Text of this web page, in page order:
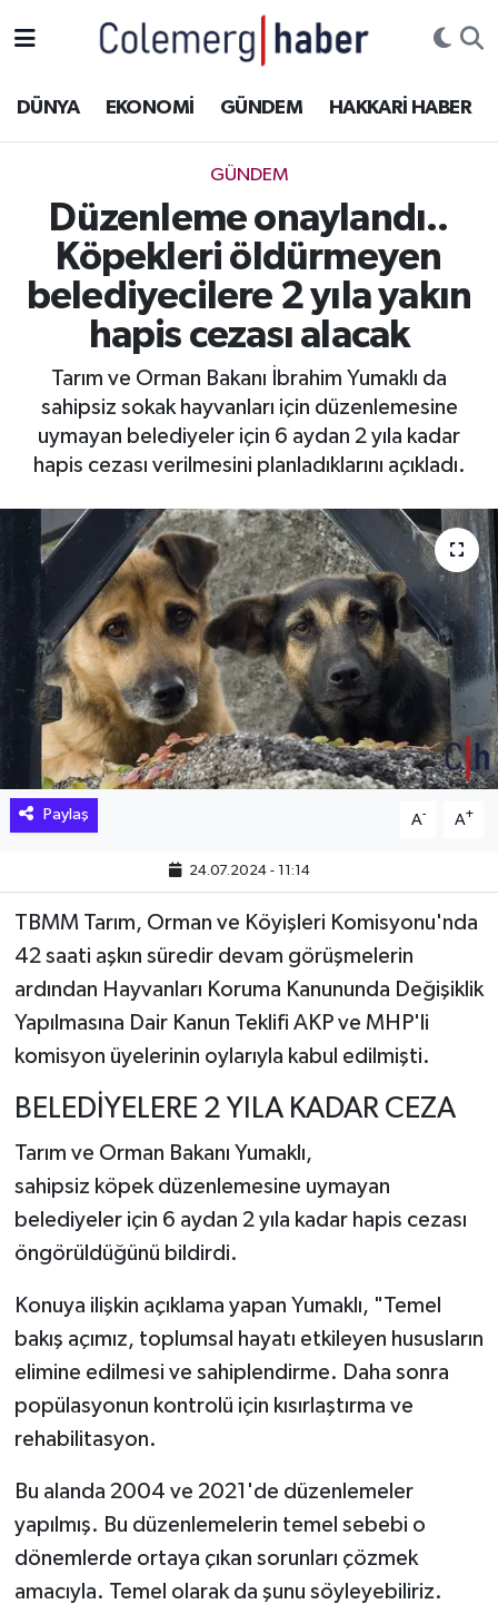
DÜNYA EKONOMİ GÜNDEM HAKKARİ HABER
GÜNDEM
Düzenleme onaylandı..
Köpekleri öldürmeyen
belediyecilere 2 yıla yakın
hapis cezası alacak
Tarım ve Orman Bakanı İbrahim Yumaklı da
sahipsiz sokak hayvanları için düzenlemesine
uymayan belediyeler için 6 aydan 2 yıla kadar
hapis cezası verilmesini planladıklarını açıkladı.
Paylaş A- A+
24.07.2024 - 11:14
TBMM Tarım, Orman ve Köyişleri Komisyonu'nda
42 saati aşkın süredir devam görüşmelerin
ardından Hayvanları Koruma Kanununda Değişiklik
Yapılmasına Dair Kanun Teklifi AKP ve MHP'li
komisyon üyelerinin oylarıyla kabul edilmişti.
BELEDİYELERE 2 YILA KADAR CEZA
Tarım ve Orman Bakanı Yumaklı,
sahipsiz köpek düzenlemesine uymayan
belediyeler için 6 aydan 2 yıla kadar hapis cezası
öngörüldüğünü bildirdi.
Konuya ilişkin açıklama yapan Yumaklı, "Temel
bakış açımız, toplumsal hayatı etkileyen hususların
elimine edilmesi ve sahiplendirme. Daha sonra
popülasyonun kontrolü için kısırlaştırma ve
rehabilitasyon.
Bu alanda 2004 ve 2021'de düzenlemeler
yapılmış. Bu düzenlemelerin temel sebebi o
dönemlerde ortaya çıkan sorunları çözmek
amacıyla. Temel olarak da şunu söyleyebiliriz.
ASAYİŞ
DOĞA
DÜNYA
EĞİTİM
EKONOMİ
Hakkari Haber
İLGİNÇ HABERLER
KADIN
KÜLTÜR SANAT
MAGAZİN
MAKALE
REKLAM
SAĞLIK
SİYASET
SPOR
TARİH
TEKNOLOJİ
Hakkâri Hava Durumu
Hakkâri Trafik Yoğunluk Haritası
Süper Lig Puan Durumu ve Fikstür
Tüm Manşetler
Son Dakika Haberleri